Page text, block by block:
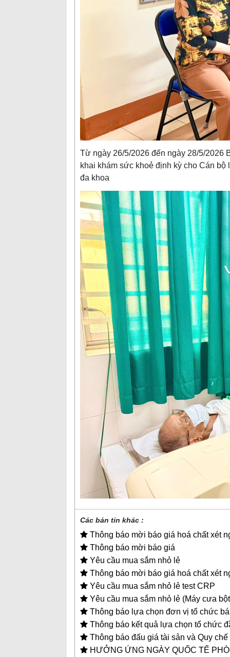
Từ ngày 26/5/2026 đến ngày 28/5/2026
khai khám sức khoẻ định kỳ cho Cán
đa khoa
Các bản tin khác :
Thông báo mời báo giá hoá chất xét
Thông báo mời báo giá
Yêu cầu mua sắm nhỏ lẻ
Thông báo mời báo giá hoá chất xét
Yêu cầu mua sắm nhỏ lẻ test CRP
Yêu cầu mua sắm nhỏ lẻ (Máy cưa
Thông báo lựa chọn đơn vị tổ chức
Thông báo kết quả lựa chọn tổ chức
Thông báo đấu giá tài sản và Quy
HƯỞNG ỨNG NGÀY QUỐC TẾ